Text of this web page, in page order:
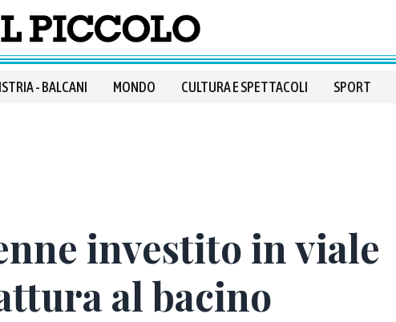
ISTRIA - BALCANI MONDO CULTURA E SPETTACOLI SPORT
investito in viale
al bacino